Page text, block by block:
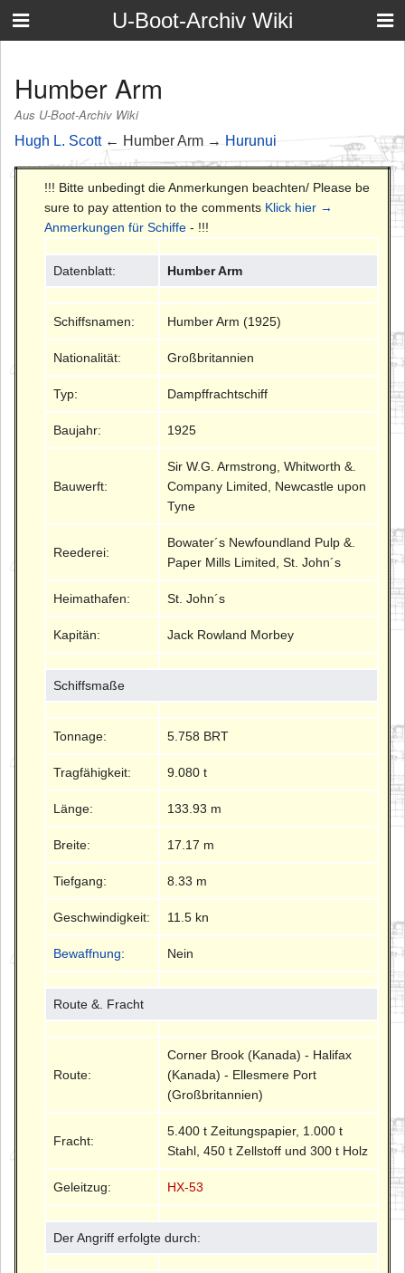
U-Boot-Archiv Wiki
Humber Arm
Aus U-Boot-Archiv Wiki
Hugh L. Scott← Humber Arm → Hurunui
!!! Bitte unbedingt die Anmerkungen beachten/ Please be
sure to pay attention to the comments Klick hier →
Anmerkungen für Schiffe - !!!
Datenblatt: Humber Arm
Schiffsnamen: Humber Arm (1925)
Nationalität: Großbritannien
Typ: Dampffrachtschiff
Baujahr: 1925
Bauwerft:
Sir W.G. Armstrong, Whitworth &.
Company Limited, Newcastle upon
Tyne
Reederei:
Bowater´s Newfoundland Pulp &.
Paper Mills Limited, St. John´s
Heimathafen: St. John´s
Kapitän: Jack Rowland Morbey
Schiffsmaße
Tonnage: 5.758 BRT
Tragfähigkeit: 9.080 t
Länge: 133.93 m
Breite: 17.17 m
Tiefgang: 8.33 m
Geschwindigkeit: 11.5 kn
Bewaffnung: Nein
Route &. Fracht
Route:
Corner Brook (Kanada) - Halifax
(Kanada) - Ellesmere Port
(Großbritannien)
Fracht:
5.400 t Zeitungspapier, 1.000 t
Stahl, 450 t Zellstoff und 300 t Holz
Geleitzug: HX-53
Der Angriff erfolgte durch: